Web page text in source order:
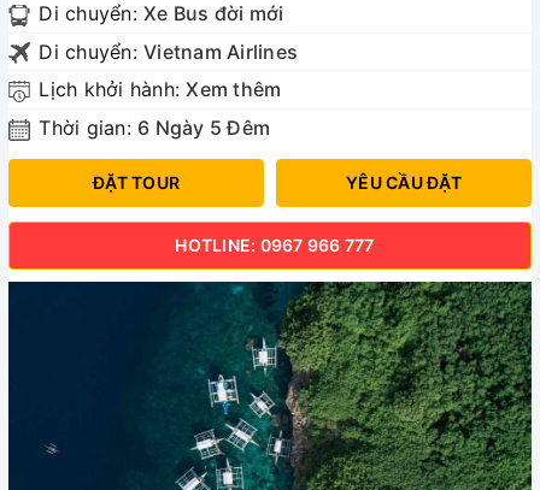
Di chuyển: Xe Bus đời mới
Di chuyển: Vietnam Airlines
Lịch khởi hành:Xem thêm
Thời gian: 6 Ngày 5 Đêm
ĐẶT TOUR YÊU CẦU ĐẶT
HOTLINE: 0967 966 777